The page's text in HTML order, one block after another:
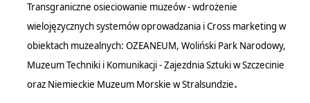
Transgraniczne osieciowanie muzeów - wdrożenie
wielojęzycznych systemów oprowadzania i Cross marketing w
obiektach muzealnych: OZEANEUM, Woliński Park Narodowy,
Muzeum Techniki i Komunikacji - Zajezdnia Sztuki w Szczecinie
oraz Niemieckie Muzeum Morskie w Stralsundzie.